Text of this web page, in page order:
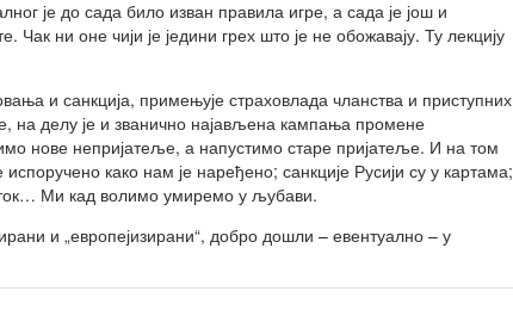
је до сада било изван правила игре, а сада је још и
ни оне чији је једини грех што је не обожавају. Ту лекцију
и санкција, примењује страховлада чланства и приступних
на делу је и званично најављена кампања промене
нове непријатеље, а напустимо старе пријатеље. И на том
како нам је наређено; санкције Русији су у картама;
Ми кад волимо умиремо у љубави.
и „европејизирани“, добро дошли – евентуално – у